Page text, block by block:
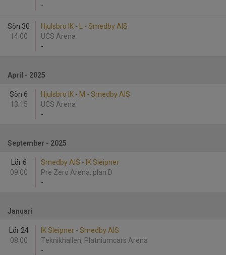
-
Sön 30
14:00
Hjulsbro IK - L - Smedby AIS
UCS Arena
-
April - 2025
Sön 6
13:15
Hjulsbro IK - M - Smedby AIS
UCS Arena
-
September - 2025
Lör 6
09:00
Smedby AIS - IK Sleipner
Pre Zero Arena, plan D
-
Januari
Lör 24
08:00
IK Sleipner - Smedby AIS
Teknikhallen, Platniumcars Arena
-